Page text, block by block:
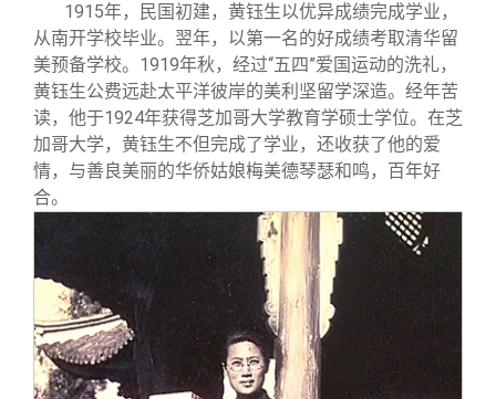
1915年，民国初建，黄钰生以优异成绩完成学业，
从南开学校毕业。翌年，以第一名的好成绩考取清华留
美预备学校。1919年秋，经过“五四”爱国运动的洗礼，
黄钰生公费远赴太平洋彼岸的美利坚留学深造。经年苦
读，他于1924年获得芝加哥大学教育学硕士学位。在芝
加哥大学，黄钰生不但完成了学业，还收获了他的爱
情，与善良美丽的华侨姑娘梅美德琴瑟和鸣，百年好
合。